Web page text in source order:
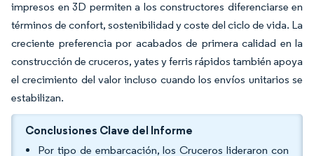
impresos en 3D permiten a los constructores diferenciarse en
términos de confort, sostenibilidad y coste del ciclo de vida. La
creciente preferencia por acabados de primera calidad en la
construcción de cruceros, yates y ferris rápidos también apoya
el crecimiento del valor incluso cuando los envíos unitarios se
estabilizan.
Conclusiones Clave del Informe
Por tipo de embarcación, los Cruceros lideraron con